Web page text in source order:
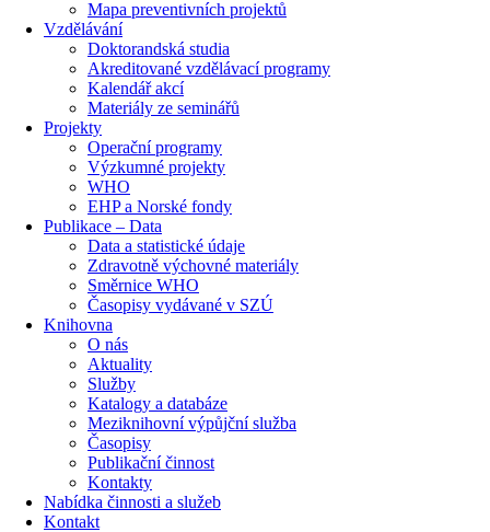
Mapa preventivních projektů
Vzdělávání
Doktorandská studia
Akreditované vzdělávací programy
Kalendář akcí
Materiály ze seminářů
Projekty
Operační programy
Výzkumné projekty
WHO
EHP a Norské fondy
Publikace – Data
Data a statistické údaje
Zdravotně výchovné materiály
Směrnice WHO
Časopisy vydávané v SZÚ
Knihovna
O nás
Aktuality
Služby
Katalogy a databáze
Meziknihovní výpůjční služba
Časopisy
Publikační činnost
Kontakty
Nabídka činnosti a služeb
Kontakt